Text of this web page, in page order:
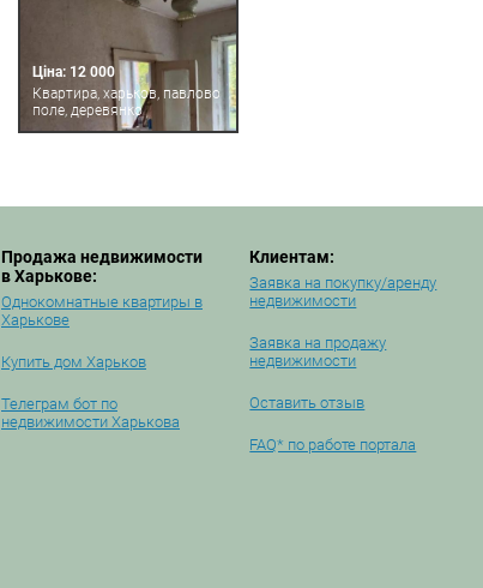
Ціна: 12 000
Квартира, харьков, павлово
поле, деревянко
Продажа недвижимости
в Харькове:
Однокомнатные квартиры в
Харькове
Купить дом Харьков
Телеграм бот по
недвижимости Харькова
Клиентам:
Заявка на покупку/аренду
недвижимости
Заявка на продажу
недвижимости
Оставить отзыв
FAQ* по работе портала